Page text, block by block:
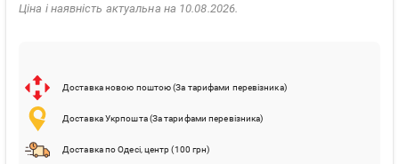
Ціна і наявність актуальна на 10.08.2026.
Доставка новою поштою (За тарифами перевізника)
Доставка Укрпошта (За тарифами перевізника)
Доставка по Одесі, центр (100 грн)